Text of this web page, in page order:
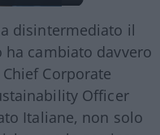
disintermediato il
cambiato davvero
Chief Corporate
Officer
Italiane, non solo